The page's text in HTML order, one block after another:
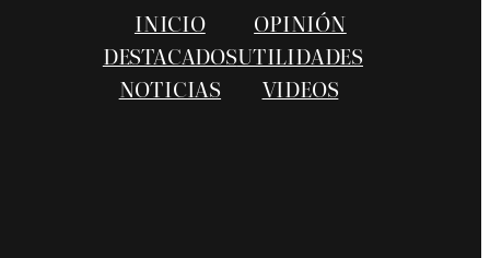
INICIO
DESTACADOS
NOTICIAS
OPINIÓN
UTILIDADES
VIDEOS